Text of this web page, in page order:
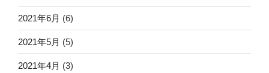
2021年6月 (6)
2021年5月 (5)
2021年4月 (3)